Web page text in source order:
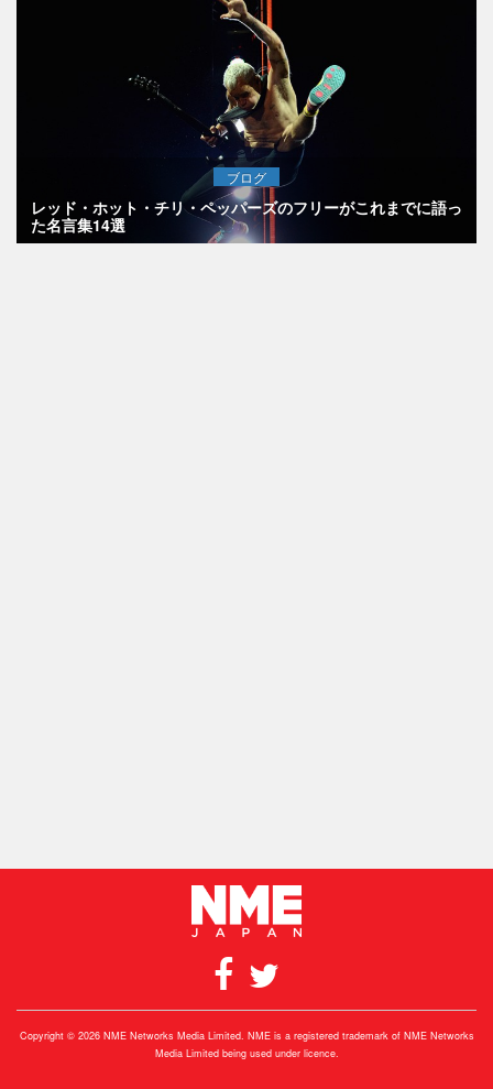
ブログ
レッド・ホット・チリ・ペッパーズのフリーがこれまでに語っ
た名言集14選
Copyright © 2026 NME Networks Media Limited. NME is a registered trademark of NME Networks
Media Limited being used under licence.